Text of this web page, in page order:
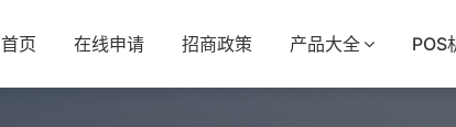
首页 在线申请 招商政策 产品大全 POS